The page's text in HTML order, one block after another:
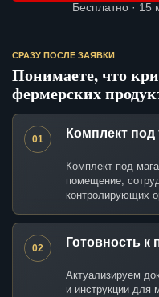
Бесплатно · 15
СРАЗУ ПОСЛЕ ЗАЯВКИ
Понимаете, что
фермерских
01 Комплект
Комплект под
помещение,
контролирующих
02 Готовность к
Актуализируем
и инструкции для